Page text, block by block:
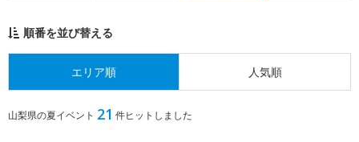
順番を並び替える
エリア順 人気順
山梨県の夏イベント 21 件ヒットしました